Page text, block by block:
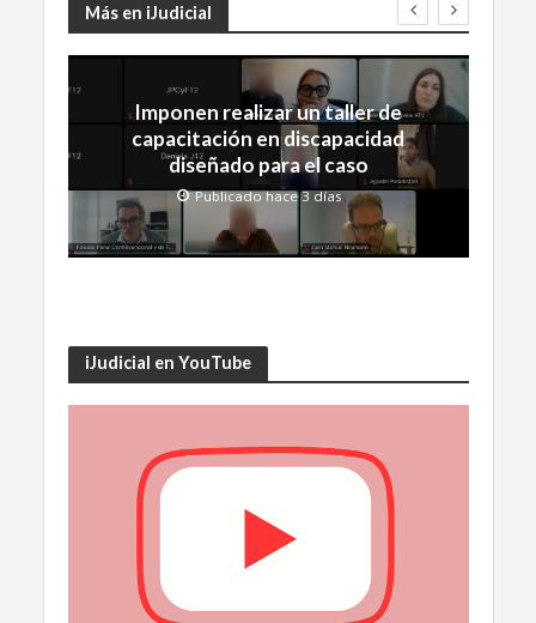
Más en iJudicial
Imponen realizar un taller de
capacitación en discapacidad
diseñado para el caso
Publicado hace 3 días
iJudicial en YouTube